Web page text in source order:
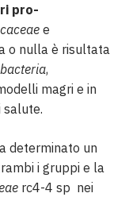
pro-
e
o nulla è risultata
,
magri e in
salute.
determinato un
i gruppi e la
rc4-4 sp nei